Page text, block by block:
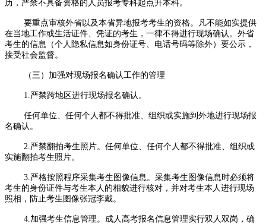
历，严禁不具备资格的人员报考专科起点升本科。
要重点审核外省以及本省异地报考考生的资格。凡不能如实提供
在当地工作或生活证件、凭证的考生，一律不得进行现场确认。外省
考生的信息（个人隐私信息如身份证号、电话号码等除外）要公示，
接受社会监督。
（三）加强对现场报名确认工作的管理
1.严禁跨地区进行现场报名确认。
任何单位、任何个人都不得批准、组织或实施到外地进行现场报
名确认。
2.严禁翻拍考生照片。任何单位、任何个人都不得批准、组织或
实施翻拍考生照片。
3.严格按照程序采集考生图像信息。采集考生图像信息时必须将
考生的身份证件与考生本人的相貌进行核对，并对考生本人进行现场
照相，防止考生图像张冠李戴。
4.加强考生信息管理。成人高考报名信息管理实行双人双岗，确